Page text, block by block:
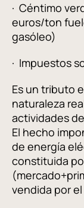
· Céntimo
euros/ton
gasóleo)
· Impuestos
Es un tributo
naturaleza
actividades
El hecho
de energía
constituida
vendida por